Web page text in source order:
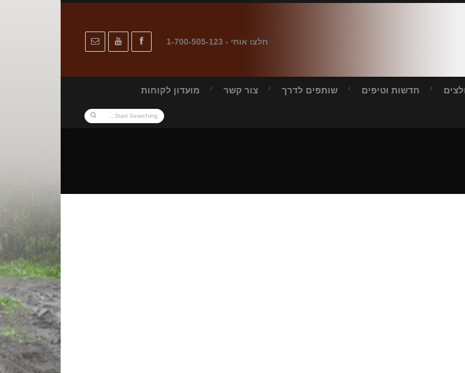
חלצו אותי - 1-700-505-123
חדשות וטיפים שותפים לדרך צור קשר מועדון לקוחות